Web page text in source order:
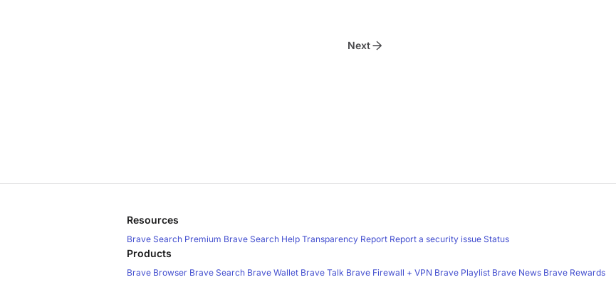
Next
Resources
Brave Search Premium Brave Search Help Transparency Report Report a security issue Status
Products
Brave Browser Brave Search Brave Wallet Brave Talk Brave Firewall + VPN Brave Playlist Brave News Brave Rewards